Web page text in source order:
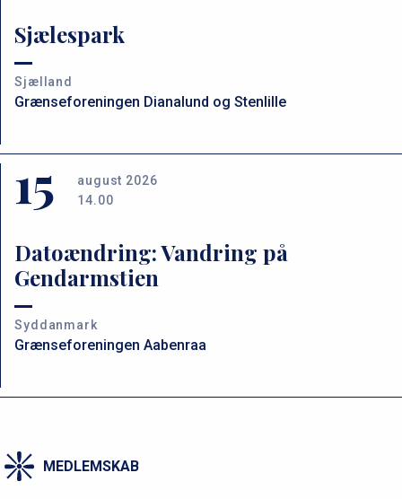
Sjælespark
Sjælland
Grænseforeningen Dianalund og Stenlille
15
august 2026
14.00
Datoændring: Vandring på
Gendarmstien
Syddanmark
Grænseforeningen Aabenraa
MEDLEMSKAB